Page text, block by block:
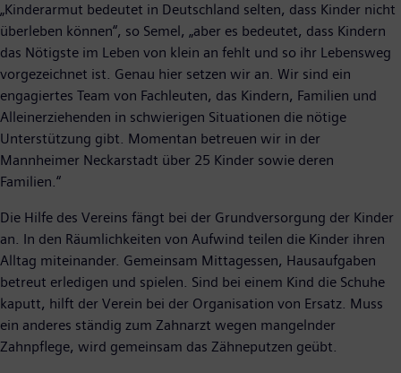
„Kinderarmut bedeutet in Deutschland selten, dass Kinder nicht
überleben können“, so Semel, „aber es bedeutet, dass Kindern
das Nötigste im Leben von klein an fehlt und so ihr Lebensweg
vorgezeichnet ist. Genau hier setzen wir an. Wir sind ein
engagiertes Team von Fachleuten, das Kindern, Familien und
Alleinerziehenden in schwierigen Situationen die nötige
Unterstützung gibt. Momentan betreuen wir in der
Mannheimer Neckarstadt über 25 Kinder sowie deren
Familien.“
Die Hilfe des Vereins fängt bei der Grundversorgung der Kinder
an. In den Räumlichkeiten von Aufwind teilen die Kinder ihren
Alltag miteinander. Gemeinsam Mittagessen, Hausaufgaben
betreut erledigen und spielen. Sind bei einem Kind die Schuhe
kaputt, hilft der Verein bei der Organisation von Ersatz. Muss
ein anderes ständig zum Zahnarzt wegen mangelnder
Zahnpflege, wird gemeinsam das Zähneputzen geübt.